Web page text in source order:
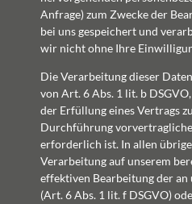
Anfrage) zum Zwecke der
bei uns gespeichert und
wir nicht ohne Ihre
Die Verarbeitung dieser
von Art. 6 Abs. 1 lit. b
der Erfüllung eines Vertrags
Durchführung
erforderlich ist. In allen
Verarbeitung auf unserem
effektiven Bearbeitung der
(Art. 6 Abs. 1 lit. f DSGVO)